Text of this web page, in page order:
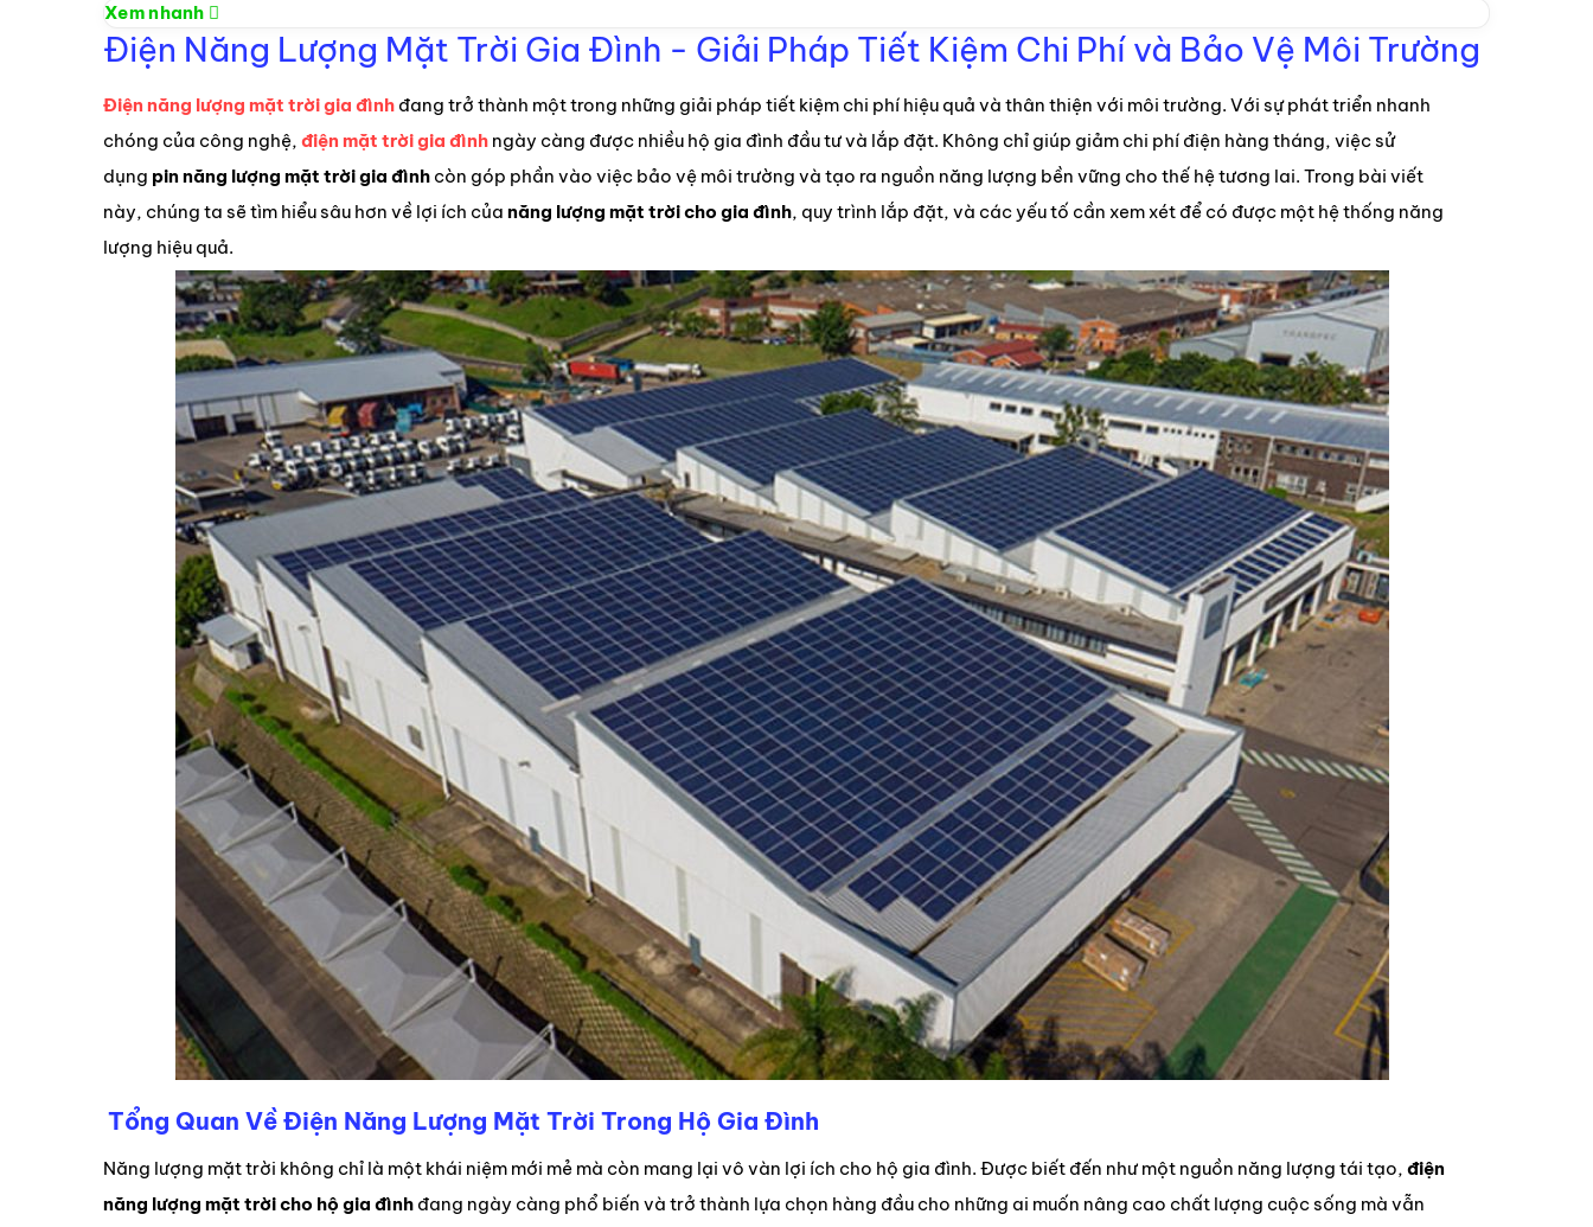
Xem nhanh
Điện Năng Lượng Mặt Trời Gia Đình - Giải Pháp Tiết Kiệm Chi Phí và Bảo Vệ Môi Trường
Điện năng lượng mặt trời gia đình đang trở thành một trong những giải pháp tiết kiệm chi phí hiệu quả và thân thiện với môi trường. Với sự phát triển nhanh
chóng của công nghệ, điện mặt trời gia đình ngày càng được nhiều hộ gia đình đầu tư và lắp đặt. Không chỉ giúp giảm chi phí điện hàng tháng, việc sử
dụng pin năng lượng mặt trời gia đình còn góp phần vào việc bảo vệ môi trường và tạo ra nguồn năng lượng bền vững cho thế hệ tương lai. Trong bài viết
này, chúng ta sẽ tìm hiểu sâu hơn về lợi ích của năng lượng mặt trời cho gia đình, quy trình lắp đặt, và các yếu tố cần xem xét để có được một hệ thống năng
lượng hiệu quả.
Tổng Quan Về Điện Năng Lượng Mặt Trời Trong Hộ Gia Đình
Năng lượng mặt trời không chỉ là một khái niệm mới mẻ mà còn mang lại vô vàn lợi ích cho hộ gia đình. Được biết đến như một nguồn năng lượng tái tạo, điện
năng lượng mặt trời cho hộ gia đình đang ngày càng phổ biến và trở thành lựa chọn hàng đầu cho những ai muốn nâng cao chất lượng cuộc sống mà vẫn